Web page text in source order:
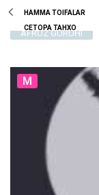
HAMMA TOIFALAR
СЕТОРА ТАНХО
247656 1465
AFRUZ GURUHI
M